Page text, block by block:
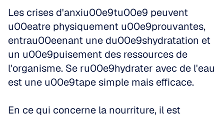
Les crises d'anxiu00e9tu00e9 peuvent
u00eatre physiquement u00e9prouvantes,
entrau00eenant une du00e9shydratation et
un u00e9puisement des ressources de
l'organisme. Se ru00e9hydrater avec de l'eau
est une u00e9tape simple mais efficace.
En ce qui concerne la nourriture, il est